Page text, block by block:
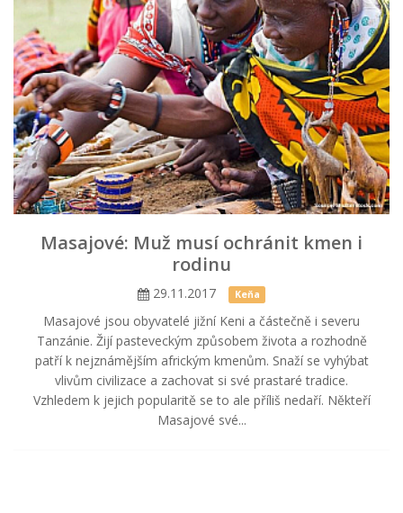
Masajové: Muž musí ochránit kmen i
rodinu
29.11.2017 Keňa
Masajové jsou obyvatelé jižní Keni a částečně i severu
Tanzánie. Žijí pasteveckým způsobem života a rozhodně
patří k nejznámějším africkým kmenům. Snaží se vyhýbat
vlivům civilizace a zachovat si své prastaré tradice.
Vzhledem k jejich popularitě se to ale příliš nedaří. Někteří
Masajové své...